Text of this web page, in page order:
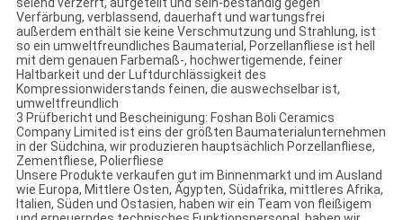
seiend verzerrt, aufgeteilt und sein-beständig gegen
Verfärbung, verblassend, dauerhaft und wartungsfrei
außerdem enthält sie keine Verschmutzung und Strahlung, ist
so ein umweltfreundliches Baumaterial, Porzellanfliese ist hell
mit dem genauen Farbemaß-, hochwertigemende, feiner
Haltbarkeit und der Luftdurchlässigkeit des
Kompressionwiderstands feinen, die auswechselbar ist,
umweltfreundlich
3 Prüfbericht und Bescheinigung: Foshan Boli Ceramics
Company Limited ist eins der größten Baumaterialunternehmen
in der Südchina, wir produzieren hauptsächlich Porzellanfliese,
Zementfliese, Polierfliese
Unsere Produkte verkaufen gut im Binnenmarkt und im Ausland
wie Europa, Mittlere Osten, Ägypten, Südafrika, mittleres Afrika,
Italien, Süden und Ostasien, haben wir ein Team von fleißigem